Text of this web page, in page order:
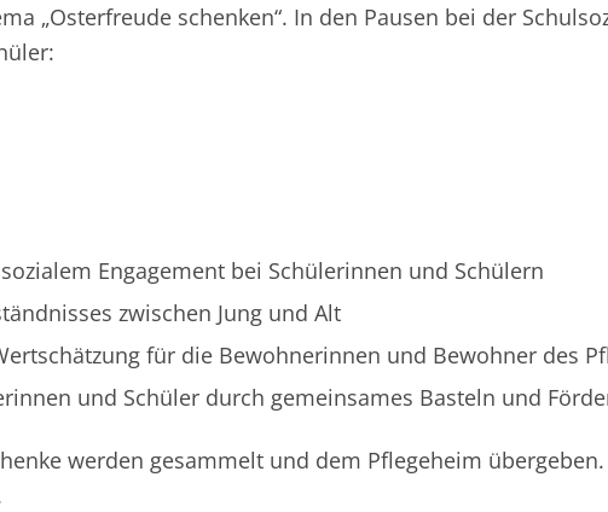
„Osterfreude schenken“. In den Pausen bei der
Engagement bei Schülerinnen und Schülern
zwischen Jung und Alt
für die Bewohnerinnen und Bewohner des
und Schüler durch gemeinsames Basteln und
werden gesammelt und dem Pflegeheim